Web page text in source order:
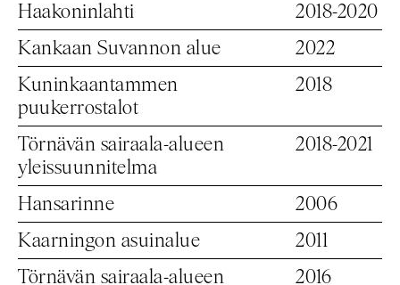
Haakoninlahti
2018-2020
Kankaan Suvannon alue
2022
Kuninkaantammen
puukerrostalot
2018
Törnävän sairaala-alueen
yleissuunnitelma
2018-2021
Hansarinne
2006
Kaarningon asuinalue
2011
Törnävän sairaala-alueen
2016